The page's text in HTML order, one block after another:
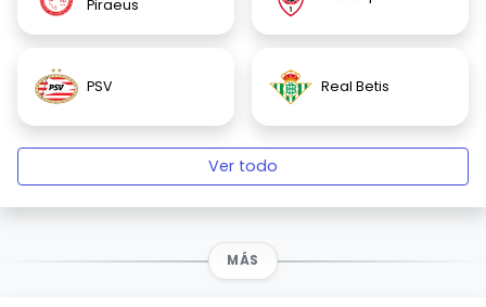
Piraeus
PSV Real Betis
Ver todo
MÁS